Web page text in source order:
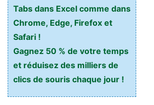
Tabs dans Excel comme dans
Chrome, Edge, Firefox et
Safari !
Gagnez 50 % de votre temps
et réduisez des milliers de
clics de souris chaque jour !